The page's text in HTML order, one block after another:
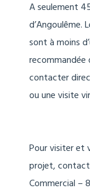
A seulement
d’Angoulême.
sont à moins
recommandée
contacter
ou une visite
Pour visiter et
projet,
Commercial –